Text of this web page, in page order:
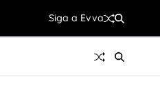
Siga a Evva